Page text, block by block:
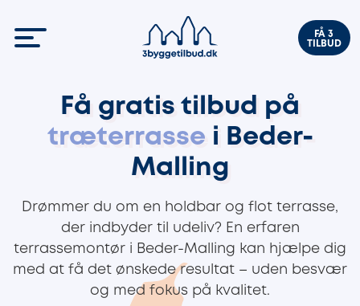
FÅ 3
TILBUD
Få gratis tilbud på
træterrasse i Beder-
Malling
Drømmer du om en holdbar og flot terrasse,
der indbyder til udeliv? En erfaren
terrassemontør i Beder-Malling kan hjælpe dig
med at få det ønskede resultat – uden besvær
og med fokus på kvalitet.